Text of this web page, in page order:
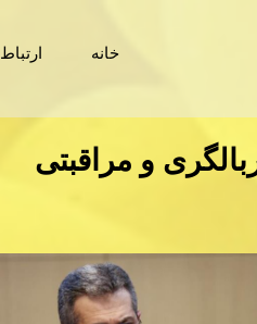
خانه ارتباط
و مراقبتی